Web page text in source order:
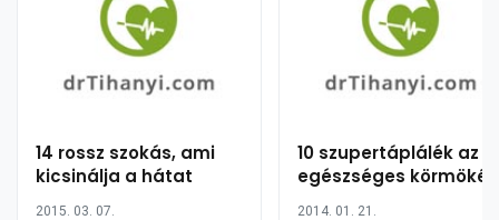
14 rossz szokás, ami
kicsinálja a hátat
2015. 03. 07.
10 szupertáplálék az
egészséges
2014. 01. 21.